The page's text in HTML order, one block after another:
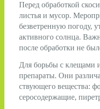
Перед обработкой
листья и мусор.
безветренную погоду,
активного солн­ца.
после обработки не
Для борьбы с клещами
препараты. Они
ствующего вещества:
серосодержащие,